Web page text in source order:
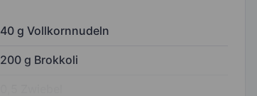
40 g Vollkornnudeln
200 g Brokkoli